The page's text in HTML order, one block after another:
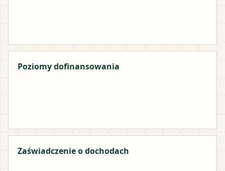
Poziomy dofinansowania
Zaświadczenie o dochodach